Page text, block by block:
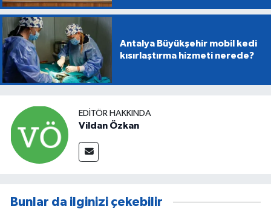
Antalya Büyükşehir mobil kedi
kısırlaştırma hizmeti nerede?
EDITÖR HAKKINDA
Vildan Özkan
Bunlar da ilginizi çekebilir